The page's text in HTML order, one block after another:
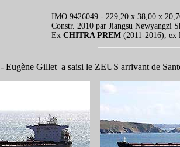
IMO 9426049 - 229,20 x 38,00 x
Constr. 2010 par Jiangsu Newyangzi
Ex CHITRA PREM (2011-2016), ex
- Eugène Gillet a saisi le ZEUS arrivant de